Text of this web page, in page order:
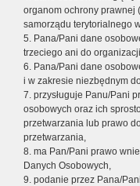
organom ochrony prawnej
samorządu terytorialnego
5. Pana/Pani dane
trzeciego ani do
6. Pana/Pani dane
i w zakresie niezbędnym
7. przysługuje Panu/Pani
osobowych oraz ich
przetwarzania lub prawo
przetwarzania,
8. ma Pan/Pani prawo
Danych Osobowych,
9. podanie przez Pana/